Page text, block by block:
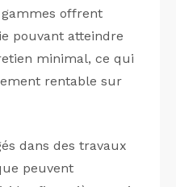
offrent
pouvant atteindre
minimal, ce qui
rentable sur
dans des travaux
peuvent